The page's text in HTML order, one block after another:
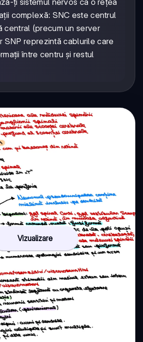
ți sistemul nervos ca o rețea
complexă: SNC este centrul
central (precum un server
SNP reprezintă cablurile care
între centru și restul
Vizualizare